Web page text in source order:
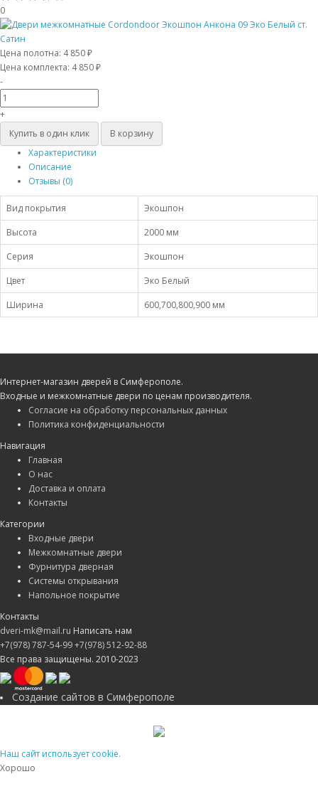
0
Цена полотна: 4 850 ₽
Цена комплекта: 4 850 ₽
-
+
Купить в один клик
В корзину
Характеристики
Описание
Отзывы (0)
Вид покрытия
Экошпон
Высота
2000 мм
Серия
Экошпон
Цвет
Эко Белый
Ширина
600,700,800,900 мм
Интернет-магазин дверей в Симферополе.
Входные и межкомнатные двери по ценам производителя.
Согласие на обработку персональных данных
Политика конфиденциальности
Навигация
Главная
О нас
Доставка и оплата
Контакты
Категории
Входные двери
Межкомнатные двери
Фурнитура дверная
Системы открывания
Напольное покрытие
Контакты
dveri-mk@mail.ru Написать нам
+7(978) 787-54-99+7(978) 512-92-88
Все права защищены. 2010-2023
Создание сайтов в Симферополе
Наш сайт использует cookie.
Хорошо